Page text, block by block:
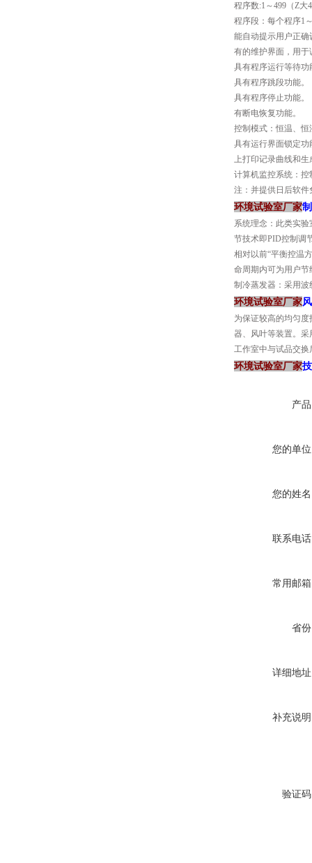
程序数:1～499（Z大
程序段：每个程序1
能自动提示用户正
有的维护界面，用
具有程序运行等待功
具有程序跳段功能。
具有程序停止功能。
有断电恢复功能。
控制模式：恒温、恒
具有运行界面锁定功
上打印记录曲线和
计算机监控系统：
注：并提供日后软件
环境试验室厂家
系统理念：此类实
节技术即PID控制调
相对以前“平衡控温
命周期内可为用户
制冷蒸发器：采用
环境试验室厂家
为保证较高的均匀
器、风叶等装置。
工作室中与试品交
环境试验室厂家
产
您的单
您的姓
联系电
常用邮
省
详细地
补充说
验证